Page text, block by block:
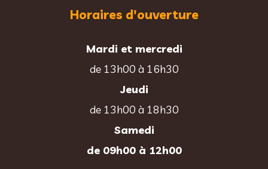
Horaires d'ouverture
Mardi et mercredi
de 13h00 à 16h30
Jeudi
de 13h00 à 18h30
Samedi
de 09h00 à 12h00